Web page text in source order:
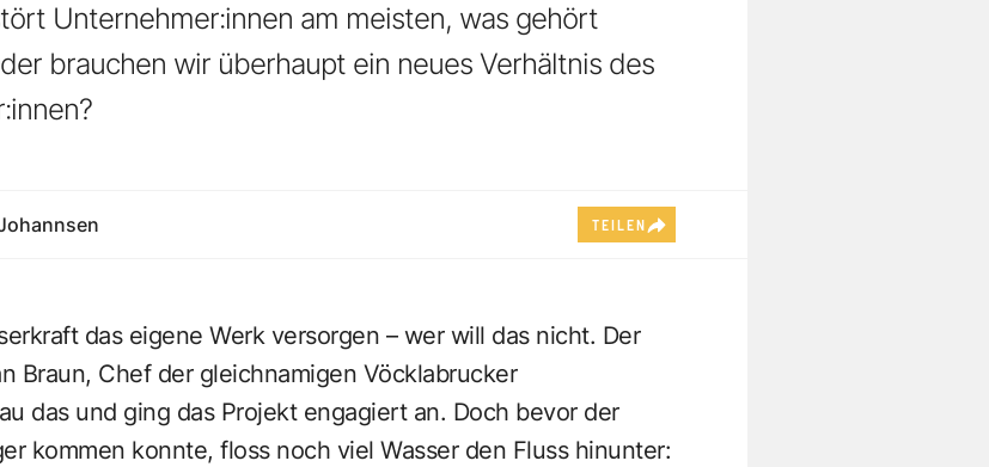
Unternehmer:innen am meisten, was gehört
brauchen wir überhaupt ein neues Verhältnis des
TEILEN
das eigene Werk versorgen – wer will das nicht. Der
Braun, Chef der gleichnamigen Vöcklabrucker
das und ging das Projekt engagiert an. Doch bevor der
kommen konnte, floss noch viel Wasser den Fluss hinunter: